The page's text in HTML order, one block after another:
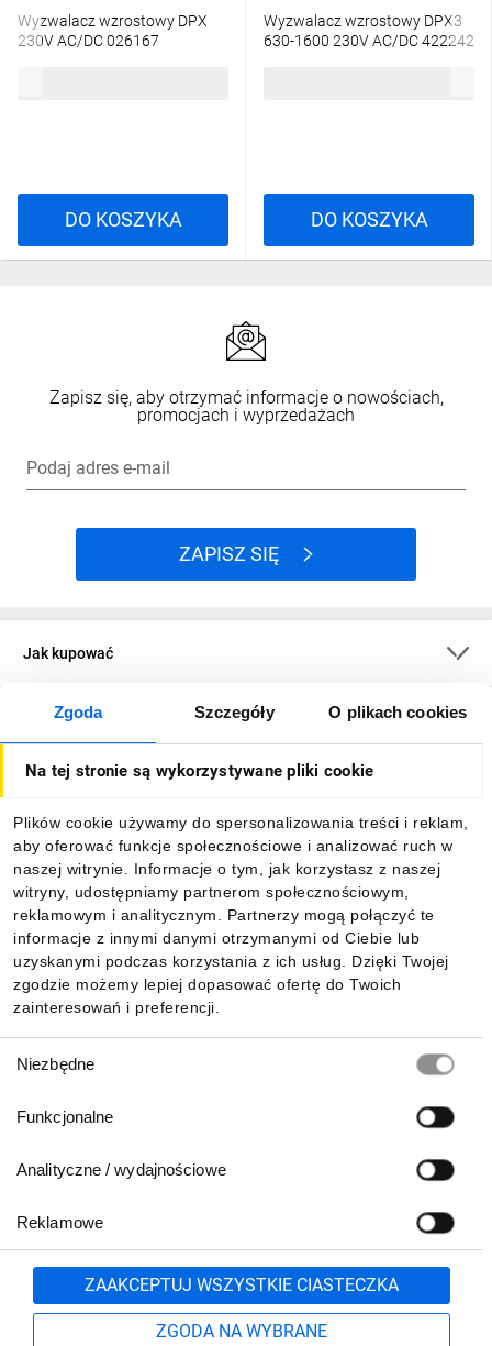
Zgoda Szczegóły O plikach cookies
Na tej stronie są wykorzystywane pliki cookie
Plików cookie używamy do spersonalizowania treści i reklam,
aby oferować funkcje społecznościowe i analizować ruch w
naszej witrynie. Informacje o tym, jak korzystasz z naszej
witryny, udostępniamy partnerom społecznościowym,
reklamowym i analitycznym. Partnerzy mogą połączyć te
informacje z innymi danymi otrzymanymi od Ciebie lub
uzyskanymi podczas korzystania z ich usług. Dzięki Twojej
zgodzie możemy lepiej dopasować ofertę do Twoich
zainteresowań i preferencji.
zgody
Niezbędne
Funkcjonalne
Analityczne / wydajnościowe
Reklamowe
ZAAKCEPTUJ WSZYSTKIE CIASTECZKA
ZGODA NA WYBRANE
Wyzwalacz wzrostowy DPX
230V AC/DC 026167
DO KOSZYKA
Wyzwalacz wzrostowy DPX3
630-1600 230V AC/DC 422242
DO KOSZYKA
Zapisz się, aby otrzymać informacje o nowościach,
promocjach i wyprzedażach
Podaj adres e-mail
ZAPISZ SIĘ
Jak kupować
O firmie
Informacje
Pobierz naszą aplikację mobilną:
801 500 700 lub
71 37 61 600
Formularz kontaktowy